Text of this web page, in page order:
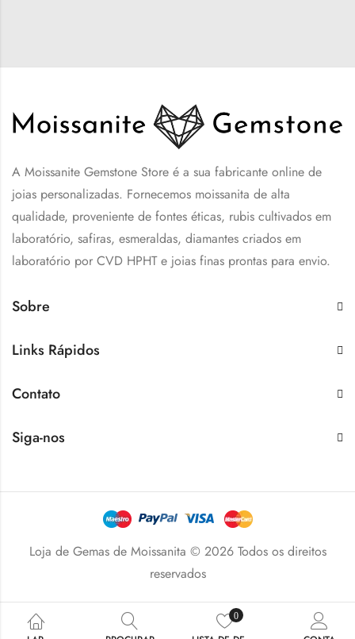
A Moissanite Gemstone Store é a sua fabricante online de
joias personalizadas. Fornecemos moissanita de alta
qualidade, proveniente de fontes éticas, rubis cultivados em
laboratório, safiras, esmeraldas, diamantes criados em
laboratório por CVD HPHT e joias finas prontas para envio.
Sobre
Links Rápidos
Contato
Siga-nos
Loja de Gemas de Moissanita © 2026 Todos os direitos
reservados
0